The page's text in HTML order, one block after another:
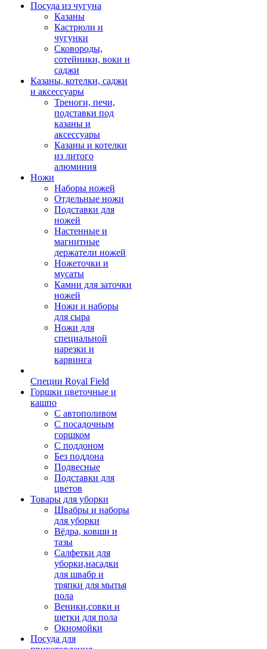
Посуда из чугуна
Казаны
Кастрюли и
чугунки
Сковороды,
сотейники, воки и
саджи
Казаны, котелки, саджи
и аксессуары
Треноги, печи,
подставки под
казаны и
аксессуары
Казаны и котелки
из литого
алюминия
Ножи
Наборы ножей
Отдельные ножи
Подставки для
ножей
Настенные и
магнитные
держатели ножей
Ножеточки и
мусаты
Камни для заточки
ножей
Ножи и наборы
для сыра
Ножи для
специальной
нарезки и
карвинга
Специи Royal Field
Горшки цветочные и
кашпо
С автополивом
С посадочным
горшком
С поддоном
Без поддона
Подвесные
Подставки для
цветов
Товары для уборки
Швабры и наборы
для уборки
Вёдра, ковши и
тазы
Салфетки для
уборки,насадки
для швабр и
тряпки для мытья
пола
Веники,совки и
щетки для пола
Окномойки
Посуда для